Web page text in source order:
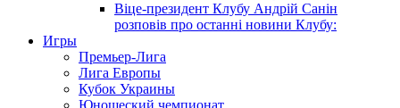
Віце-президент Клубу Андрій Санін
розповів про останні новини Клубу:
Игры
Премьер-Лига
Лига Европы
Кубок Украины